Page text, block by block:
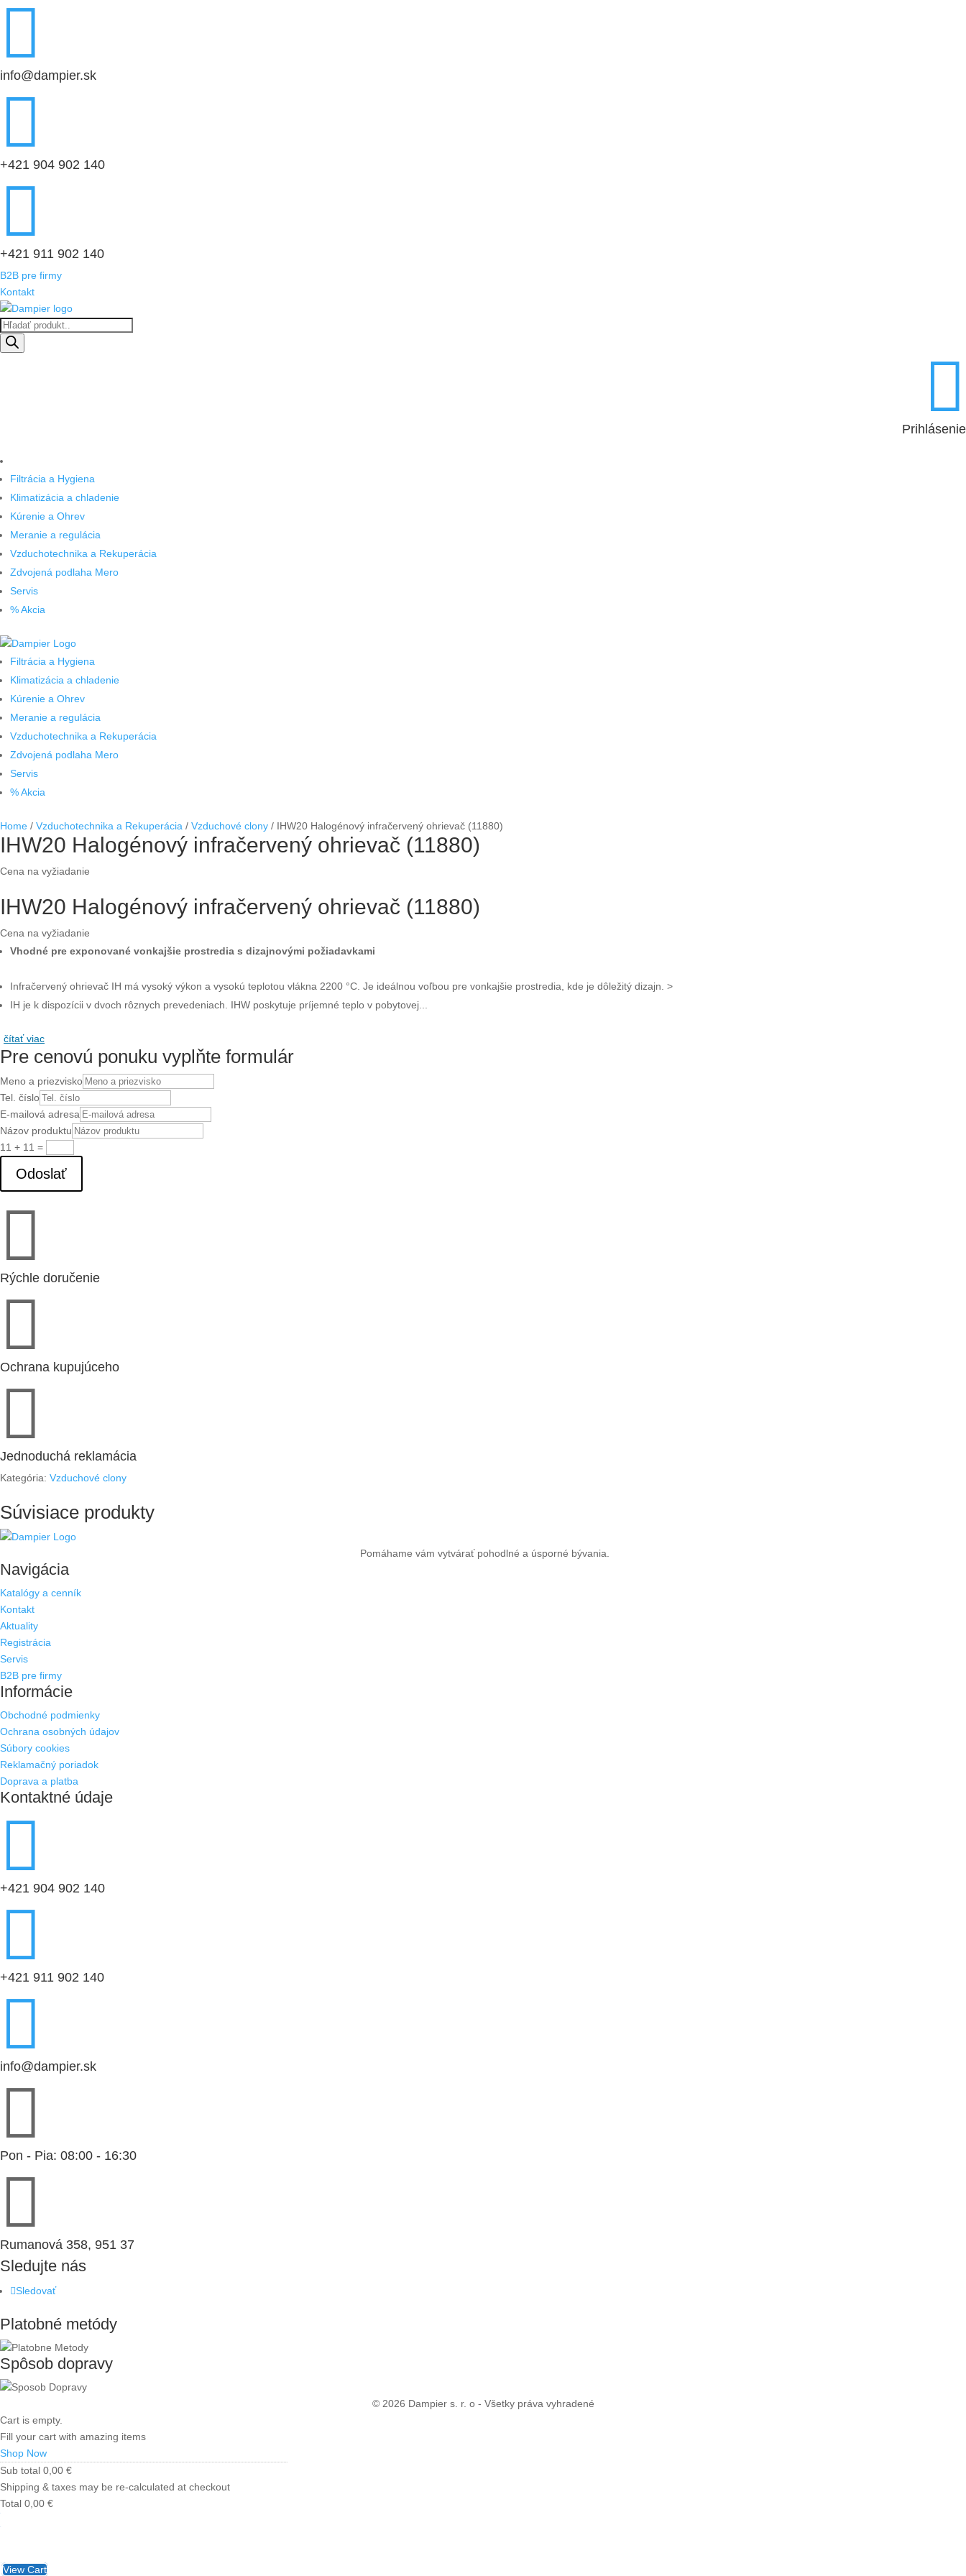

info@dampier.sk

+421 904 902 140

+421 911 902 140
B2B pre firmy
Kontakt
Products
search

Prihlásenie
Filtrácia a Hygiena
Klimatizácia a chladenie
Kúrenie a Ohrev
Meranie a regulácia
Vzduchotechnika a Rekuperácia
Zdvojená podlaha Mero
Servis
% Akcia
Filtrácia a Hygiena
Klimatizácia a chladenie
Kúrenie a Ohrev
Meranie a regulácia
Vzduchotechnika a Rekuperácia
Zdvojená podlaha Mero
Servis
% Akcia
Home / Vzduchotechnika a Rekuperácia / Vzduchové clony / IHW20 Halogénový infračervený ohrievač (11880)
IHW20 Halogénový infračervený ohrievač (11880)
Cena na vyžiadanie
IHW20 Halogénový infračervený ohrievač (11880)
Cena na vyžiadanie
Vhodné pre exponované vonkajšie prostredia s dizajnovými požiadavkami
Infračervený ohrievač IH má vysoký výkon a vysokú teplotou vlákna 2200 °C. Je ideálnou voľbou pre vonkajšie prostredia, kde je dôležitý dizajn. >
IH je k dispozícii v dvoch rôznych prevedeniach. IHW poskytuje príjemné teplo v pobytovej...
čítať viac
Pre cenovú ponuku vyplňte formulár
Meno a priezvisko
Tel. číslo
E-mailová adresa
Názov produktu
11 + 11 =
Odoslať

Rýchle doručenie

Ochrana kupujúceho

Jednoduchá reklamácia
Kategória: Vzduchové clony
Súvisiace produkty
Pomáhame vám vytvárať pohodlné a úsporné bývania.
Navigácia
Katalógy a cenník
Kontakt
Aktuality
Registrácia
Servis
B2B pre firmy
Informácie
Obchodné podmienky
Ochrana osobných údajov
Súbory cookies
Reklamačný poriadok
Doprava a platba
Kontaktné údaje

+421 904 902 140

+421 911 902 140

info@dampier.sk

Pon - Pia: 08:00 - 16:30

Rumanová 358, 951 37
Sledujte nás
Sledovať
Platobné metódy
Spôsob dopravy
© 2026 Dampier s. r. o - Všetky práva vyhradené
Cart is empty.
Fill your cart with amazing items
Shop Now
Sub total 0,00 €
Shipping & taxes may be re-calculated at checkout
Total 0,00 €
View Cart